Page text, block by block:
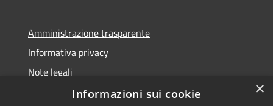
Amministrazione trasparente
Informativa privacy
Note legali
Dichiarazione di accessibilità
×
Informazioni sui cookie